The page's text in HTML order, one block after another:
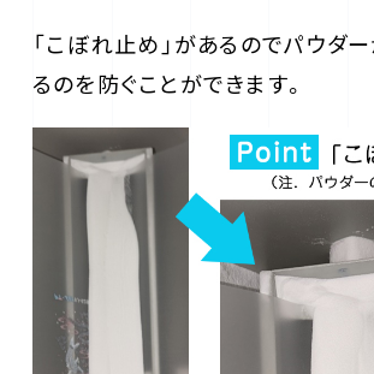
「こぼれ止め」があるのでパウダ
るのを防ぐことができます。